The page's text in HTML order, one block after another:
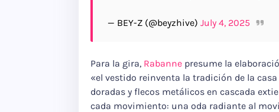
— BEY-Z (@beyzhive) July 4, 2025
Para la gira, Rabanne presume la
«el vestido reinventa la tradición de la
doradas y flecos metálicos en cascada
cada movimiento: una oda radiante al